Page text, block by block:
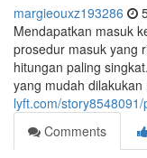
margieouxz193286
Mendapatkan masuk
prosedur masuk yang
hitungan paling
yang mudah dilakukan
lyft.com/
Comments